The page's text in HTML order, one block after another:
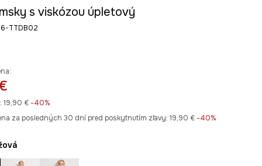
s viskózou úpletový
TTDB02
19,90 €-40%
za posledných 30 dní pred poskytnutím zľavy: 19,90 € -40%